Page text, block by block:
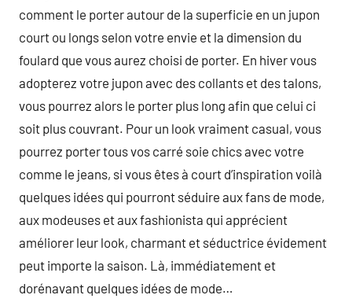
comment le porter autour de la superficie en un jupon
court ou longs selon votre envie et la dimension du
foulard que vous aurez choisi de porter. En hiver vous
adopterez votre jupon avec des collants et des talons,
vous pourrez alors le porter plus long afin que celui ci
soit plus couvrant. Pour un look vraiment casual, vous
pourrez porter tous vos carré soie chics avec votre
comme le jeans, si vous êtes à court d’inspiration voilà
quelques idées qui pourront séduire aux fans de mode,
aux modeuses et aux fashionista qui apprécient
améliorer leur look, charmant et séductrice évidement
peut importe la saison. Là, immédiatement et
dorénavant quelques idées de mode…